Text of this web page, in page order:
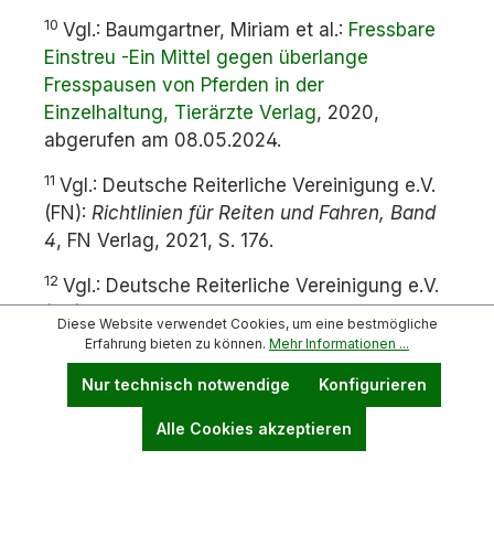
10 Vgl.: Baumgartner, Miriam et al.: Fressbare
Einstreu -Ein Mittel gegen überlange
Fresspausen von Pferden in der
Einzelhaltung, Tierärzte Verlag, 2020,
abgerufen am 08.05.2024.
11 Vgl.: Deutsche Reiterliche Vereinigung e.V.
(FN): Richtlinien für Reiten und Fahren, Band
4, FN Verlag, 2021, S. 176.
12 Vgl.: Deutsche Reiterliche Vereinigung e.V.
(FN):
Richtlinien für Reiten und Fahren, Band
, FN Verlag, 2021, S. 148.
Vgl.: Deutsche Reiterliche Vereinigung e.V.
(FN):Richtlinien für Reiten und Fahren, Band
, FN Verlag, 2021, S. 148.
Diese Website verwendet Cookies, um eine bestmögliche
Erfahrung bieten zu können. Mehr Informationen ...
Nur technisch notwendige Konfigurieren
Alle Cookies akzeptieren